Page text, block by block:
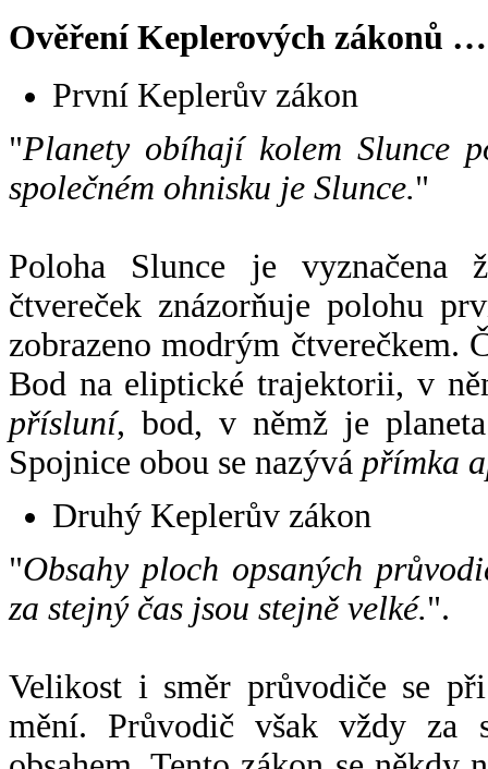
Ověření Keplerových zákonů …
První Keplerův zákon
"Planety obíhají kolem Slunce
společném ohnisku je Slunce."
Poloha Slunce je vyznačena
čtvereček znázorňuje polohu
zobrazeno modrým čtverečkem.
Bod na eliptické trajektorii, v
přísluní, bod, v němž je
Spojnice obou se nazývá přímka
Druhý Keplerův zákon
"Obsahy ploch opsaných
za stejný čas jsou stejně velké.".
Velikost i směr průvodiče se
mění. Průvodič však vždy za